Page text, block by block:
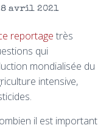
A
avril 2021
reportage très
qui
mondialisée du
intensive,
il est important